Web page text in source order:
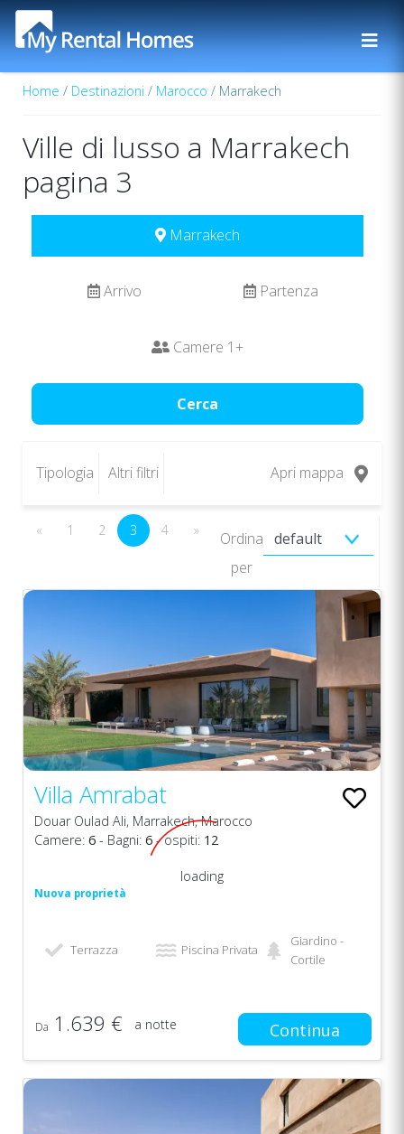
Home / Destinazioni / Marocco / Marrakech
Ville di lusso a Marrakech
pagina 3
Marrakech
Arrivo Partenza
Camere 1+
Cerca
Tipologia Altri filtri Apri mappa
« 1 2 3 4 »
Ordina
per
Villa Amrabat
Douar Oulad Ali, Marrakech, Marocco
Camere: 6 - Bagni: 6 - ospiti: 12
Nuova proprietà
loading
Terrazza Piscina Privata
Giardino -
Cortile
Da 1.639 € a notte Continua